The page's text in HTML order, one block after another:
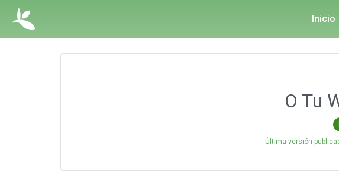
Inicio
O Tu
Última versión